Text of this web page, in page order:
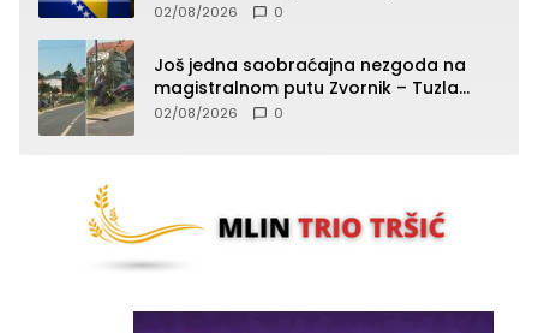
02/08/2026 0
Još jedna saobraćajna nezgoda na
magistralnom putu Zvornik – Tuzla
(FOTO)
02/08/2026 0